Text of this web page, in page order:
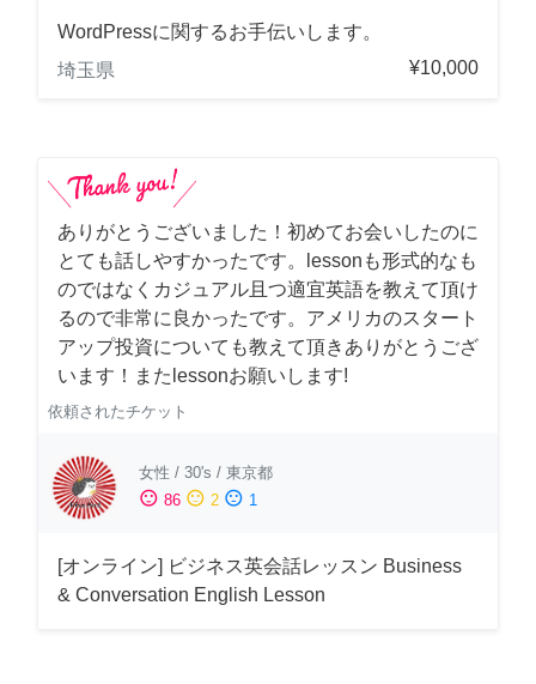
WordPressに関するお手伝いします。
埼玉県
¥10,000
ありがとうございました！初めてお会いしたのに
とても話しやすかったです。lessonも形式的なも
のではなくカジュアル且つ適宜英語を教えて頂け
るので非常に良かったです。アメリカのスタート
アップ投資についても教えて頂きありがとうござ
います！またlessonお願いします!
依頼されたチケット
女性 / 30's / 東京都
sentiment_satisfied 86 sentiment_neutral 2 sentiment_dissatisfied 1
[オンライン] ビジネス英会話レッスン Business
& Conversation English Lesson